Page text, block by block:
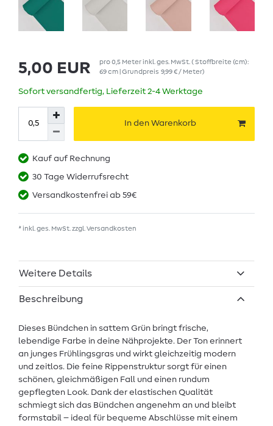
5,00 EUR pro0,5 Meterinkl. ges. MwSt. ( Stoffbreite (cm):
69 cm | Grundpreis 9,99 € / Meter)
Sofort versandfertig, Lieferzeit 2-4 Werktage
In den Warenkorb
Kauf auf Rechnung
30 Tage Widerrufsrecht
Versandkostenfrei ab 59€
* inkl. ges. MwSt. zzgl. Versandkosten
Weitere Details
Beschreibung
Dieses Bündchen in sattem Grün bringt frische,
lebendige Farbe in deine Nähprojekte. Der Ton erinnert
an junges Frühlingsgras und wirkt gleichzeitig modern
und zeitlos. Die feine Rippenstruktur sorgt für einen
schönen, gleichmäßigen Fall und einen rundum
gepflegten Look. Dank der elastischen Qualität
schmiegt sich das Bündchen angenehm an und bleibt
formstabil – ideal für bequeme Abschlüsse mit einem